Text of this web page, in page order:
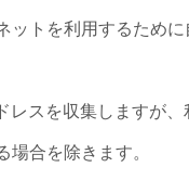
トを利用するため
スを収集しますが
合を除きます。